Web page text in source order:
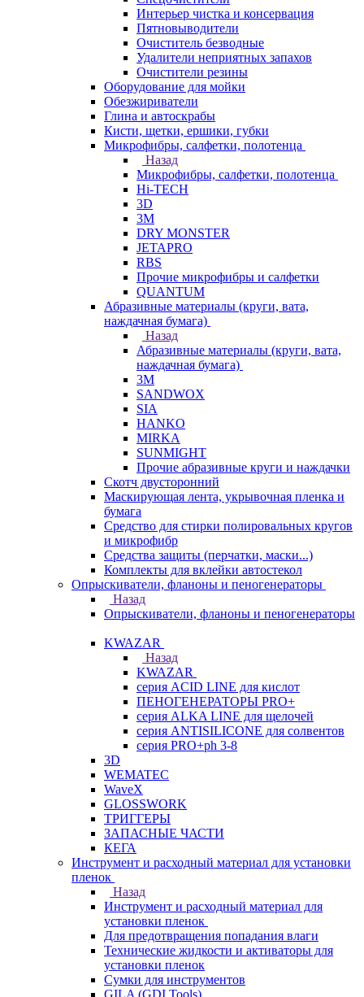
Интерьер чистка и консервация
Пятновыводители
Очиститель безводные
Удалители неприятных запахов
Очистители резины
Оборудование для мойки
Обезжириватели
Глина и автоскрабы
Кисти, щетки, ершики, губки
Микрофибры, салфетки, полотенца
Назад
Микрофибры, салфетки, полотенца
Hi-TECH
3D
3М
DRY MONSTER
JETAPRO
RBS
Прочие микрофибры и салфетки
QUANTUM
Абразивные материалы (круги, вата,
наждачная бумага)
Назад
Абразивные материалы (круги, вата,
наждачная бумага)
3М
SANDWOX
SIA
HANKO
MIRKA
SUNMIGHT
Прочие абразивные круги и наждачки
Скотч двусторонний
Маскирующая лента, укрывочная пленка и
бумага
Средство для стирки полировальных кругов
и микрофибр
Средства защиты (перчатки, маски...)
Комплекты для вклейки автостекол
Опрыскиватели, фланоны и пеногенераторы
Назад
Опрыскиватели, фланоны и пеногенераторы
KWAZAR
Назад
KWAZAR
серия ACID LINE для кислот
ПЕНОГЕНЕРАТОРЫ PRO+
серия ALKA LINE для щелочей
серия ANTISILICONE для солвентов
серия PRO+ph 3-8
3D
WEMATEC
WaveX
GLOSSWORK
ТРИГГЕРЫ
ЗАПАСНЫЕ ЧАСТИ
КЕГА
Инструмент и расходный материал для установки
пленок
Назад
Инструмент и расходный материал для
установки пленок
Для предотвращения попадания влаги
Технические жидкости и активаторы для
установки пленок
Сумки для инструментов
GILA (GDI Tools)